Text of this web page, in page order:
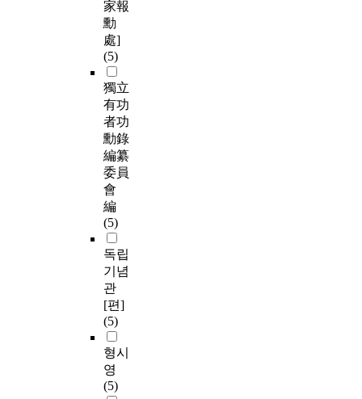
家報
勳
處]
(5)
獨立
有功
者功
勳錄
編纂
委員
會
編
(5)
독립
기념
관
[편]
(5)
형시
영
(5)